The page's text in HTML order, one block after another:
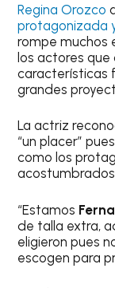
Regina Orozco
protagonizada
rompe muchos
los actores que
características
grandes
La actriz
“un placer”
como los
“Estamos
de talla extra,
eligieron pues
escogen para